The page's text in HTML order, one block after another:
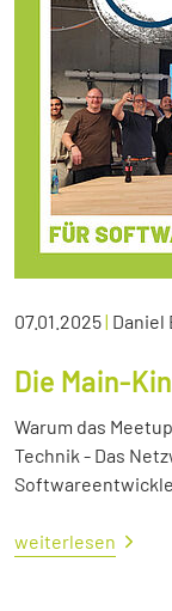
07.01.2025| Daniel
Die Main-
Warum das
Technik - Das
weiterlesen